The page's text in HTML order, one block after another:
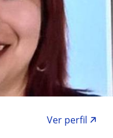
Ver perfil